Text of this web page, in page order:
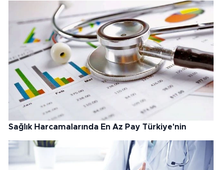
Sağlık Harcamalarında En Az Pay Türkiye'nin